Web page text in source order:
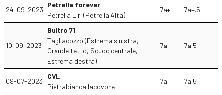
24-09-2023
Petrella forever
Petrella Liri (Petrella Alta)
7a+ 7a+.5
10-09-2023
Bultro 71
Tagliacozzo (Estrema sinistra,
Grande tetto, Scudo centrale,
Estrema destra)
7a 7a.5
09-07-2023
CVL
Pietrabianca Iacovone
7a 7a.5